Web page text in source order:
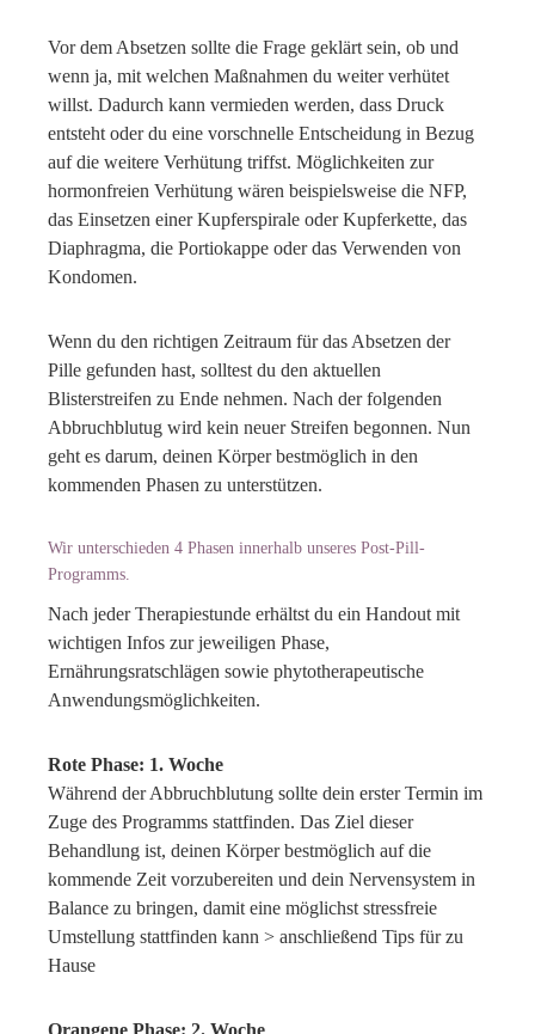
Vor dem Absetzen sollte die Frage geklärt sein, ob und
wenn ja, mit welchen Maßnahmen du weiter verhütet
willst. Dadurch kann vermieden werden, dass Druck
entsteht oder du eine vorschnelle Entscheidung in Bezug
auf die weitere Verhütung triffst. Möglichkeiten zur
hormonfreien Verhütung wären beispielsweise die NFP,
das Einsetzen einer Kupferspirale oder Kupferkette, das
Diaphragma, die Portiokappe oder das Verwenden von
Kondomen.
Wenn du den richtigen Zeitraum für das Absetzen der
Pille gefunden hast, solltest du den aktuellen
Blisterstreifen zu Ende nehmen. Nach der folgenden
Abbruchblutug wird kein neuer Streifen begonnen. Nun
geht es darum, deinen Körper bestmöglich in den
kommenden Phasen zu unterstützen.
Wir unterschieden 4 Phasen innerhalb unseres Post-Pill-
Programms.
Nach jeder Therapiestunde erhältst du ein Handout mit
wichtigen Infos zur jeweiligen Phase,
Ernährungsratschlägen sowie phytotherapeutische
Anwendungsmöglichkeiten.
Rote Phase: 1. Woche
Während der Abbruchblutung sollte dein erster Termin im
Zuge des Programms stattfinden. Das Ziel dieser
Behandlung ist, deinen Körper bestmöglich auf die
kommende Zeit vorzubereiten und dein Nervensystem in
Balance zu bringen, damit eine möglichst stressfreie
Umstellung stattfinden kann > anschließend Tips für zu
Hause